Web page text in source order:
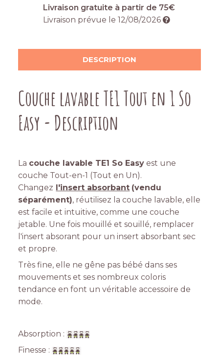
Livraison gratuite à partir de 75€
Livraison prévue le 12/08/2026
DESCRIPTION
Couche lavable TE1 Tout en 1 So
Easy - Description
La couche lavable TE1 So Easy est une
couche Tout-en-1 (Tout en Un).
Changez
l'insert absorbant (vendu
séparément), réutilisez la couche lavable, elle
est facile et intuitive, comme une couche
jetable. Une fois mouillé et souillé, remplacer
l'insert absorant pour un insert absorbant sec
et propre.
Très fine, elle ne gêne pas bébé dans ses
mouvements et ses nombreux coloris
tendance en font un véritable accessoire de
mode.
Absorption :
Finesse :